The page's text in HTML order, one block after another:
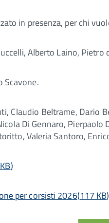
in presenza, per chi
Alberto Laino,
Scavone.
Claudio Beltrame, Dario
Di Gennaro,
Valeria Santoro,
)
per corsisti 2026(117 KB)